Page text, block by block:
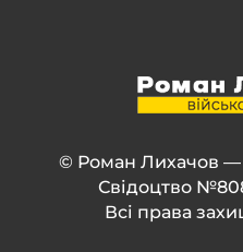
© Роман Лихачов —
Свідоцтво №808
Всі права